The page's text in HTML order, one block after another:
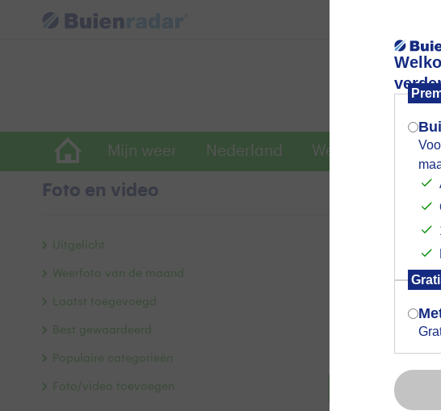
Mijn weer Nederland Wereldwijd
Foto en video
Bekijk slideshow
Uitgelicht
Weerfoto van de maand
Laatst toegevoegd
Best gewaardeerd
Populaire categorieën
Foto/video toevoegen